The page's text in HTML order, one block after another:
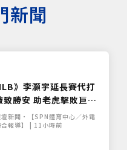
新聞
》李灝宇延長賽代打
致勝安 助老虎擊敗巨人
台將紀錄僅差3安
壇新聞•【SPN體育中心／外電
合報導】 | 11小時前